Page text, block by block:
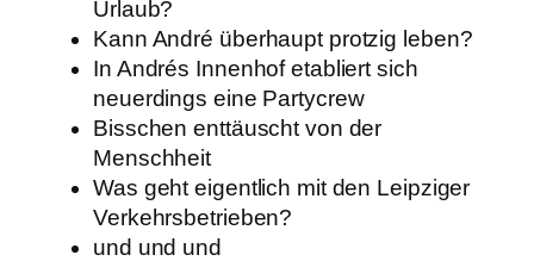
Urlaub?
Kann André überhaupt protzig leben?
In Andrés Innenhof etabliert sich
neuerdings eine Partycrew
Bisschen enttäuscht von der
Menschheit
Was geht eigentlich mit den Leipziger
Verkehrsbetrieben?
und und und